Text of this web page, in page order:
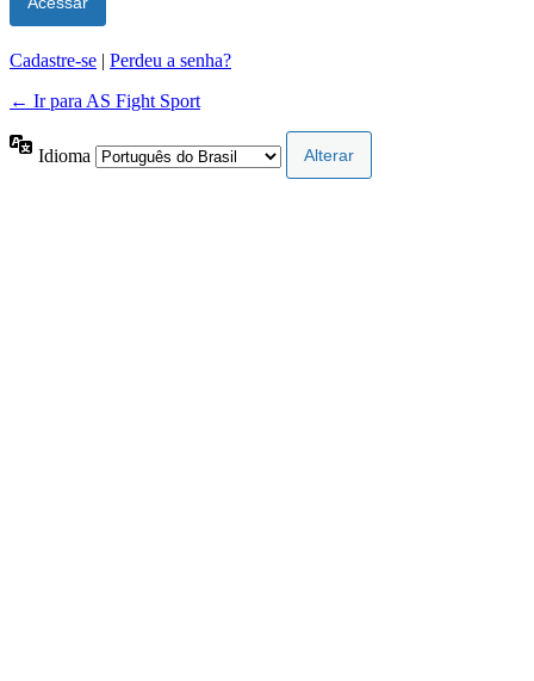
Cadastre-se | Perdeu a senha?
← Ir para AS Fight Sport
Idioma